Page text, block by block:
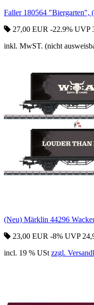
Faller 180564 "Biergarten",
27,00 EUR -22.9% UVP
inkl. MwST. (nicht
(Neu) Märklin 44296
23,00 EUR -8% UVP
incl. 19 % USt zzgl.